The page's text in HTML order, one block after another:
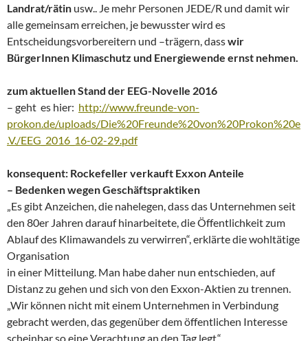
Landrat/rätin usw.. Je mehr Personen JEDE/R und damit wir
alle gemeinsam erreichen, je bewusster wird es
Entscheidungsvorbereitern und –trägern, dasswir
BürgerInnen Klimaschutz und Energiewende ernst nehmen.
zum aktuellen Stand der EEG-Novelle 2016
– geht es hier: http://www.freunde-von-
prokon.de/uploads/Die%20Freunde%20von%20Prokon%20e
.V./EEG_2016_16-02-29.pdf
konsequent: Rockefeller verkauft Exxon Anteile
– Bedenken wegen Geschäftspraktiken
„Es gibt Anzeichen, die nahelegen, dass das Unternehmen seit
den 80er Jahren darauf hinarbeitete, die Öffentlichkeit zum
Ablauf des Klimawandels zu verwirren“, erklärte die wohltätige
Organisation
in einer Mitteilung. Man habe daher nun entschieden, auf
Distanz zu gehen und sich von den Exxon-Aktien zu trennen.
„Wir können nicht mit einem Unternehmen in Verbindung
gebracht werden, das gegenüber dem öffentlichen Interesse
scheinbar so eine Verachtung an den Tag legt.“